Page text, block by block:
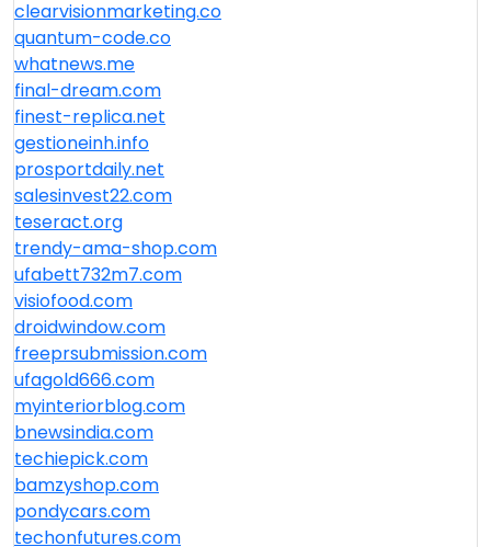
clearvisionmarketing.co
quantum-code.co
whatnews.me
final-dream.com
finest-replica.net
gestioneinh.info
prosportdaily.net
salesinvest22.com
teseract.org
trendy-ama-shop.com
ufabett732m7.com
visiofood.com
droidwindow.com
freeprsubmission.com
ufagold666.com
myinteriorblog.com
bnewsindia.com
techiepick.com
bamzyshop.com
pondycars.com
techonfutures.com